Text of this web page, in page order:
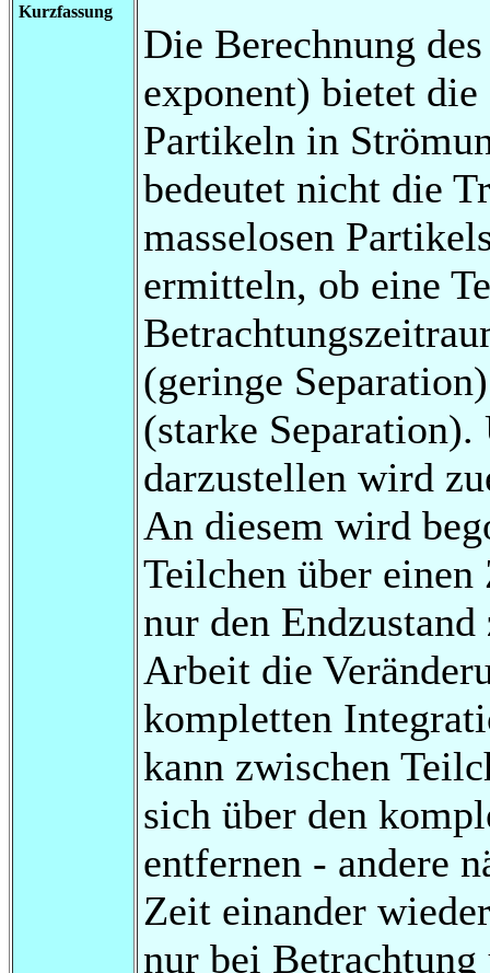
Kurzfassung
Die Berechnung
exponent) bietet
Partikeln in
bedeutet nicht die
masselosen
ermitteln, ob eine
(geringe
(starke
darzustellen wird
An diesem wird
Teilchen über
nur den
Arbeit die
kompletten
kann zwischen
sich über den
entfernen - andere
Zeit einander
nur bei